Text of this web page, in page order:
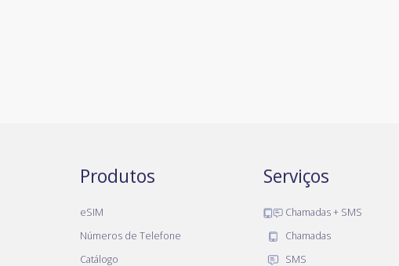
Produtos
eSIM
Números de Telefone
Catálogo
Serviços
Chamadas + SMS
Chamadas
SMS